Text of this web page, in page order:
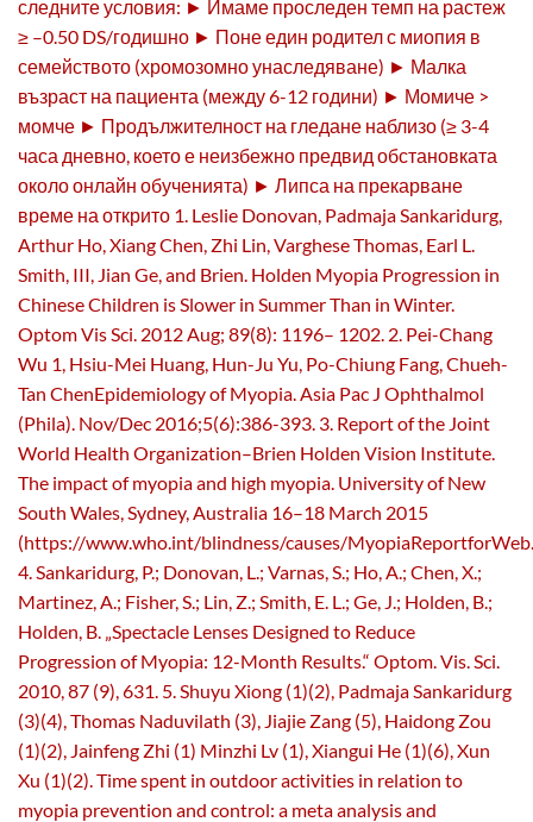
следните условия: ► Имаме проследен темп на растеж
≥ –0.50 DS/годишно ► Поне един родител с миопия в
семейството (хромозомно унаследяване) ► Малка
възраст на пациента (между 6-12 години) ► Момиче >
момче ► Продължителност на гледане наблизо (≥ 3-4
часа дневно, което е неизбежно предвид обстановката
около онлайн обученията) ► Липса на прекарване
време на открито 1. Leslie Donovan, Padmaja Sankaridurg,
Arthur Ho, Xiang Chen, Zhi Lin, Varghese Thomas, Earl L.
Smith, III, Jian Ge, and Brien. Holden Myopia Progression in
Chinese Children is Slower in Summer Than in Winter.
Optom Vis Sci. 2012 Aug; 89(8): 1196– 1202. 2. Pei-Chang
Wu 1, Hsiu-Mei Huang, Hun-Ju Yu, Po-Chiung Fang, Chueh-
Tan ChenEpidemiology of Myopia. Asia Pac J Ophthalmol
(Phila). Nov/Dec 2016;5(6):386-393. 3. Report of the Joint
World Health Organization–Brien Holden Vision Institute.
The impact of myopia and high myopia. University of New
South Wales, Sydney, Australia 16–18 March 2015
(https://www.who.int/blindness/causes/
4. Sankaridurg, P.; Donovan, L.; Varnas, S.; Ho, A.; Chen, X.;
Martinez, A.; Fisher, S.; Lin, Z.; Smith, E. L.; Ge, J.; Holden, B.;
Holden, B. „Spectacle Lenses Designed to Reduce
Progression of Myopia: 12-Month Results.“ Optom. Vis. Sci.
2010, 87 (9), 631. 5. Shuyu Xiong (1)(2), Padmaja Sankaridurg
(3)(4), Thomas Naduvilath (3), Jiajie Zang (5), Haidong Zou
(1)(2), Jainfeng Zhi (1) Minzhi Lv (1), Xiangui He (1)(6), Xun
Xu (1)(2). Time spent in outdoor activities in relation to
myopia prevention and control: a meta analysis and